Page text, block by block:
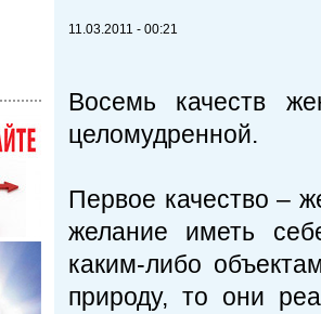
11.03.2011 - 00:21
Восемь качеств
целомудренной.
Первое качество –
желание иметь
каким-либо
природу, то они